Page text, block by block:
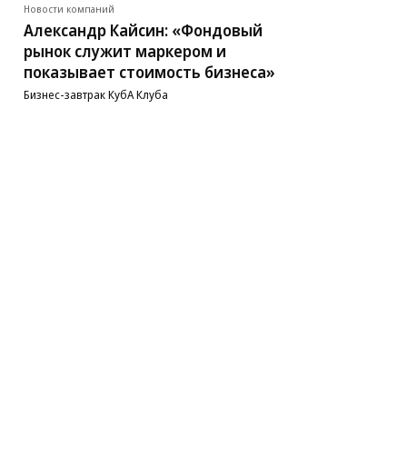
Новости компаний
Александр Кайсин: «Фондовый
рынок служит маркером и
показывает стоимость бизнеса»
Бизнес-завтрак КубА Клуба